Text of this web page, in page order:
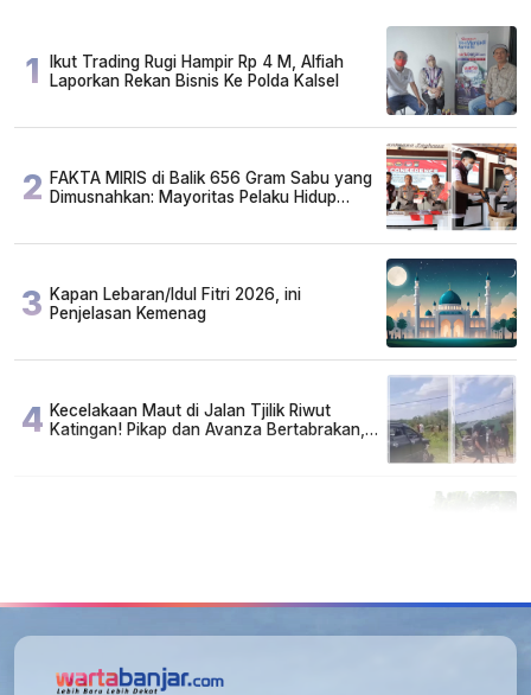
1
Ikut Trading Rugi Hampir Rp 4 M, Alfiah
Laporkan Rekan Bisnis Ke Polda Kalsel
2 FAKTA MIRIS di Balik 656 Gram Sabu yang
Dimusnahkan: Mayoritas Pelaku Hidup
3 Kapan Lebaran/Idul Fitri 2026, ini
Penjelasan Kemenag
4 Kecelakaan Maut di Jalan Tjilik Riwut
Katingan! Pikap dan Avanza Bertabrakan,